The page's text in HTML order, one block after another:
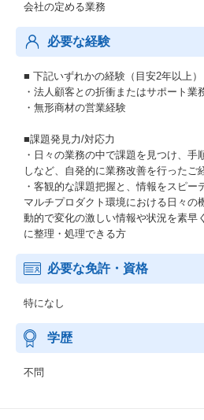
会社の定める業務
必要な経験
■ 下記いずれかの経験（目安2年以上）
・法人顧客との折衝またはサポート業
・無形商材の営業経験
■課題発見力/対応力
・日々の業務の中で課題を見つけ、手
しなど、自発的に業務改善を行ったご
・客観的な課題把握と、情報をスピー
マルチプロダクト環境における日々の
動的で変化の激しい情報や状況を素早
に整理・処理できる方
必要な免許・資格
特になし
学歴
不問